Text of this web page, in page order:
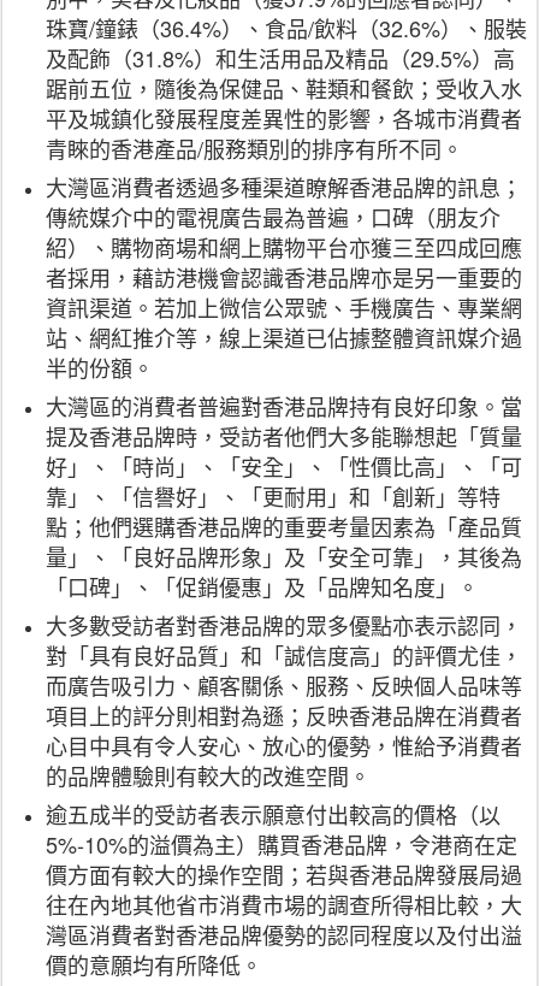
珠寶/鐘錶（36.4%）、食品/飲料（32.6%）、服裝
及配飾（31.8%）和生活用品及精品（29.5%）高
踞前五位，隨後為保健品、鞋類和餐飲；受收入水
平及城鎮化發展程度差異性的影響，各城市消費者
青睞的香港產品/服務類別的排序有所不同。
大灣區消費者透過多種渠道瞭解香港品牌的訊息；
傳統媒介中的電視廣告最為普遍，口碑（朋友介
紹）、購物商場和網上購物平台亦獲三至四成回應
者採用，藉訪港機會認識香港品牌亦是另一重要的
資訊渠道。若加上微信公眾號、手機廣告、專業網
站、網紅推介等，線上渠道已佔據整體資訊媒介過
半的份額。
大灣區的消費者普遍對香港品牌持有良好印象。當
提及香港品牌時，受訪者他們大多能聯想起「質量
好」、「時尚」、「安全」、「性價比高」、「可
靠」、「信譽好」、「更耐用」和「創新」等特
點；他們選購香港品牌的重要考量因素為「產品質
量」、「良好品牌形象」及「安全可靠」，其後為
「口碑」、「促銷優惠」及「品牌知名度」。
大多數受訪者對香港品牌的眾多優點亦表示認同，
對「具有良好品質」和「誠信度高」的評價尤佳，
而廣告吸引力、顧客關係、服務、反映個人品味等
項目上的評分則相對為遜；反映香港品牌在消費者
心目中具有令人安心、放心的優勢，惟給予消費者
的品牌體驗則有較大的改進空間。
逾五成半的受訪者表示願意付出較高的價格（以
5%-10%的溢價為主）購買香港品牌，令港商在定
價方面有較大的操作空間；若與香港品牌發展局過
往在內地其他省市消費市場的調查所得相比較，大
灣區消費者對香港品牌優勢的認同程度以及付出溢
價的意願均有所降低。